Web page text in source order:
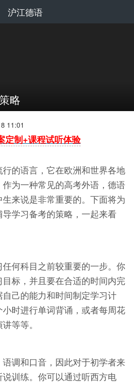
沪江德语
略
11:01
定制+课程试听体验
的语言，它在欧洲和世界各地
为一种常见的高考外语，德语
来说是非常重要的。下面将为
学习备考的策略，一起来看
何科目之前较重要的一步。你
标，并且要在合适的时间内完
己的能力和时间制定学习计
时进行单词背诵，或者每周花
等等。
调和口音，因此对于初学者来
训练。你可以通过听西方电